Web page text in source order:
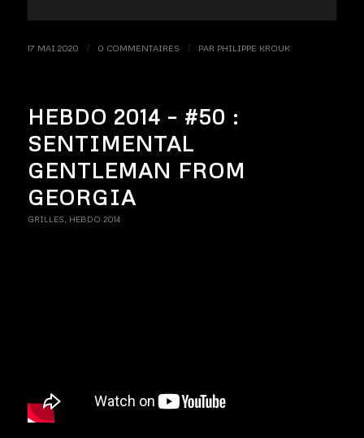
17 MAI 2020 / 0 COMMENTAIRES / PAR PHILIPPE KROUK
HEBDO 2014 – #50 :
SENTIMENTAL
GENTLEMAN FROM
GEORGIA
GRILLES HEBDO 2014